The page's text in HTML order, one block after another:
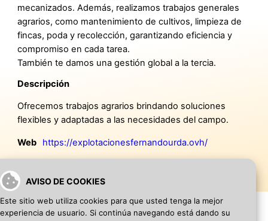
AVISO DE COOKIES
Este sitio web utiliza cookies para que usted tenga la mejor
experiencia de usuario. Si continúa navegando está dando su
mecanizados. Además, realizamos trabajos generales
agrarios, como mantenimiento de cultivos, limpieza de
fincas, poda y recolección, garantizando eficiencia y
compromiso en cada tarea.
También te damos una gestión global a la tercia.
Descripción
Ofrecemos trabajos agrarios brindando soluciones
flexibles y adaptadas a las necesidades del campo.
Web https://explotacionesfernandourda.ovh/